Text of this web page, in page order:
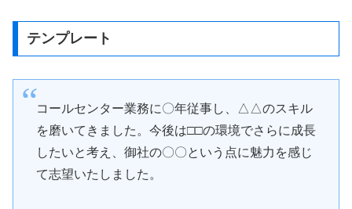
テンプレート
コールセンター業務に〇年従事し、△△のスキル
を磨いてきました。今後は□□の環境でさらに成長
したいと考え、御社の〇〇という点に魅力を感じ
て志望いたしました。